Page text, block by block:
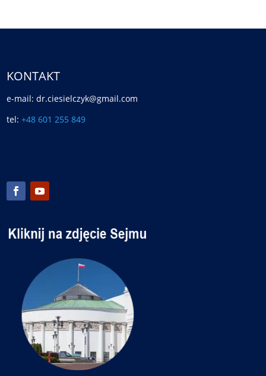
KONTAKT
e-mail: dr.ciesielczyk@gmail.com
tel:+48 601 255 849